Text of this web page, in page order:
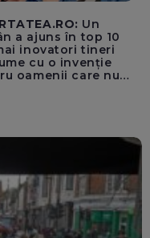
Un
a ajuns în top 10
inovatori tineri
cu o invenție
oamenii care nu